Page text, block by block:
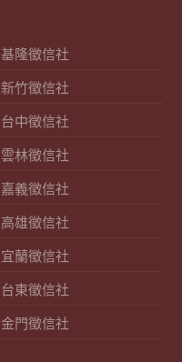
基隆徵信社
新竹徵信社
台中徵信社
雲林徵信社
嘉義徵信社
高雄徵信社
宜蘭徵信社
台東徵信社
金門徵信社